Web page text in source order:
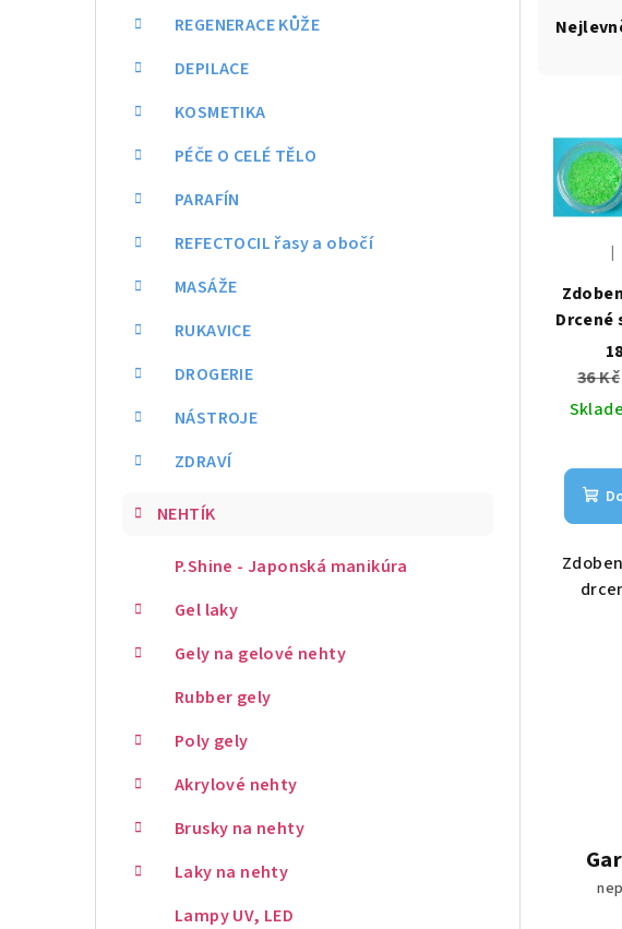
REGENERACE KŮŽE
DEPILACE
KOSMETIKA
PÉČE O CELÉ TĚLO
PARAFÍN
REFECTOCIL řasy a obočí
MASÁŽE
RUKAVICE
DROGERIE
NÁSTROJE
ZDRAVÍ
NEHTÍK
P.Shine - Japonská manikúra
Gel laky
Gely na gelové nehty
Rubber gely
Poly gely
Akrylové nehty
Brusky na nehty
Laky na nehty
Lampy UV, LED
a
n
o
p
pDrcené
36 Kč